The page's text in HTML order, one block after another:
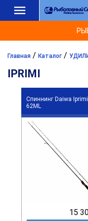
Главная / Каталог /
IPRIMI
Спиннинг Daiwa Iprimi
62ML
15